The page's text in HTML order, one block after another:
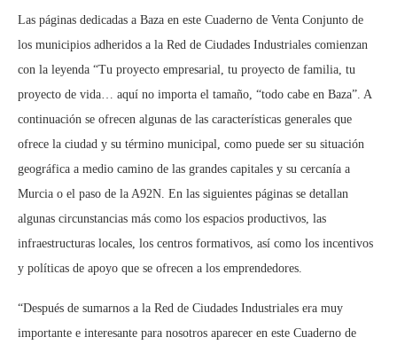
Las páginas dedicadas a Baza en este Cuaderno de Venta Conjunto de
los municipios adheridos a la Red de Ciudades Industriales comienzan
con la leyenda “Tu proyecto empresarial, tu proyecto de familia, tu
proyecto de vida… aquí no importa el tamaño, “todo cabe en Baza”. A
continuación se ofrecen algunas de las características generales que
ofrece la ciudad y su término municipal, como puede ser su situación
geográfica a medio camino de las grandes capitales y su cercanía a
Murcia o el paso de la A92N. En las siguientes páginas se detallan
algunas circunstancias más como los espacios productivos, las
infraestructuras locales, los centros formativos, así como los incentivos
y políticas de apoyo que se ofrecen a los emprendedores.
“Después de sumarnos a la Red de Ciudades Industriales era muy
importante e interesante para nosotros aparecer en este Cuaderno de